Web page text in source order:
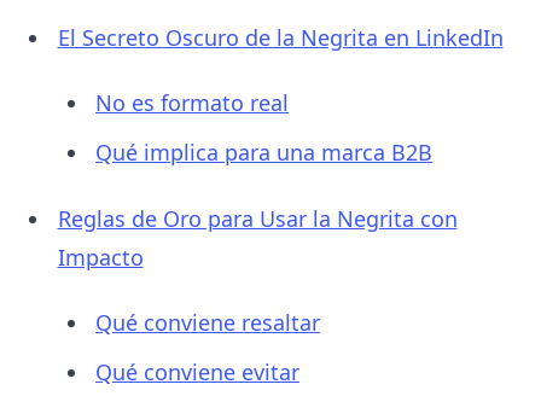
El Secreto Oscuro de la Negrita en LinkedIn
No es formato real
Qué implica para una marca B2B
Reglas de Oro para Usar la Negrita con
Impacto
Qué conviene resaltar
Qué conviene evitar